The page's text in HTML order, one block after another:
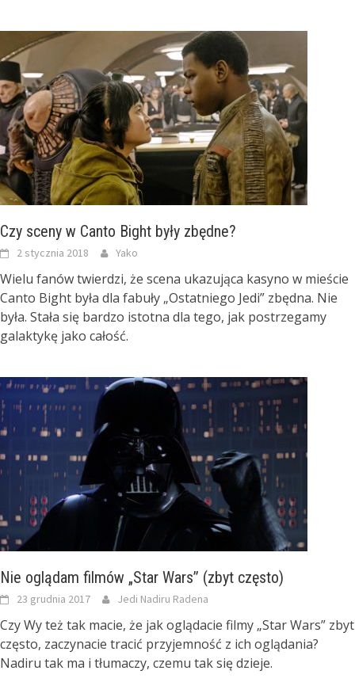
Czy sceny w Canto Bight były zbędne?
2 stycznia 2018 Yako
Wielu fanów twierdzi, że scena ukazująca kasyno w mieście
Canto Bight była dla fabuły „Ostatniego Jedi” zbędna. Nie
była. Stała się bardzo istotna dla tego, jak postrzegamy
galaktykę jako całość.
Nie oglądam filmów „Star Wars” (zbyt często)
23 grudnia 2017 Jedi Nadiru Radena
Czy Wy też tak macie, że jak oglądacie filmy „Star Wars” zbyt
często, zaczynacie tracić przyjemność z ich oglądania?
Nadiru tak ma i tłumaczy, czemu tak się dzieje.